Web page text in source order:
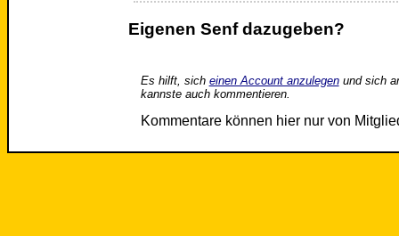
Eigenen Senf dazugeben?
Es hilft, sich einen Account anzulegenund sich
kannste auch kommentieren.
Kommentare können hier nur von